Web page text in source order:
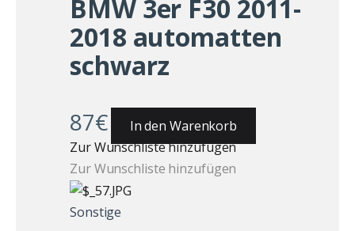
BMW 3er F30 2011-
2018 automatten
schwarz
87€
In den Warenkorb
Zur Wunschliste hinzufügen
Zur Wunschliste hinzufügen
Sonstige